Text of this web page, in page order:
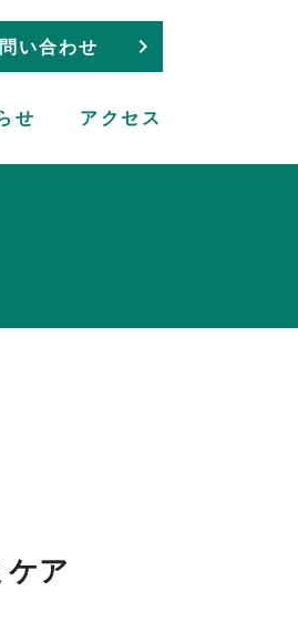
い合わせ
せ アクセス
ケア